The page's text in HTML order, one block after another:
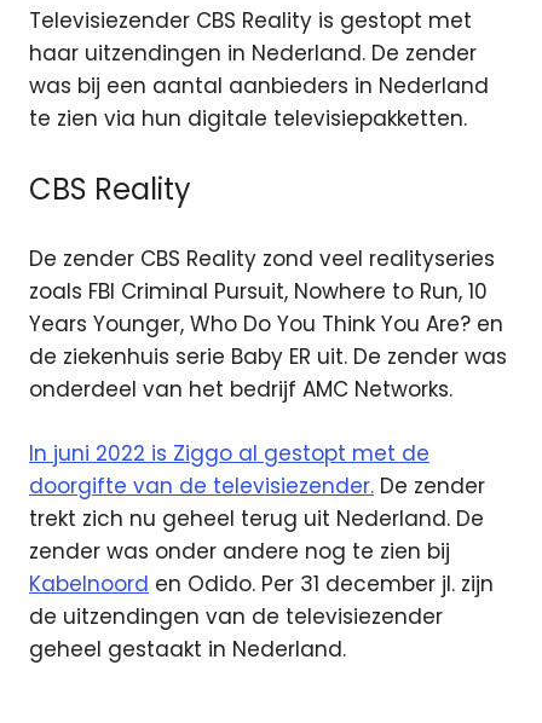
Televisiezender CBS Reality is gestopt met
haar uitzendingen in Nederland. De zender
was bij een aantal aanbieders in Nederland
te zien via hun digitale televisiepakketten.
CBS Reality
De zender CBS Reality zond veel realityseries
zoals FBI Criminal Pursuit, Nowhere to Run, 10
Years Younger, Who Do You Think You Are? en
de ziekenhuis serie Baby ER uit. De zender was
onderdeel van het bedrijf AMC Networks.
In juni 2022 is Ziggo al gestopt met de
doorgifte van de televisiezender. De zender
trekt zich nu geheel terug uit Nederland. De
zender was onder andere nog te zien bij
Kabelnoord en Odido. Per 31 december jl. zijn
de uitzendingen van de televisiezender
geheel gestaakt in Nederland.